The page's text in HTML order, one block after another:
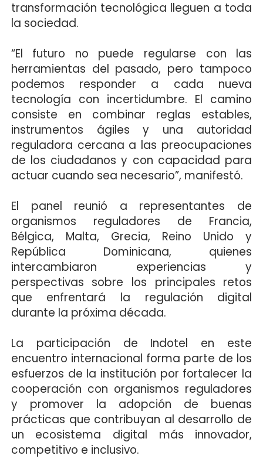
transformación tecnológica lleguen a toda
la sociedad.
“El futuro no puede regularse con las
herramientas del pasado, pero tampoco
podemos responder a cada nueva
tecnología con incertidumbre. El camino
consiste en combinar reglas estables,
instrumentos ágiles y una autoridad
reguladora cercana a las preocupaciones
de los ciudadanos y con capacidad para
actuar cuando sea necesario”, manifestó.
El panel reunió a representantes de
organismos reguladores de Francia,
Bélgica, Malta, Grecia, Reino Unido y
República Dominicana, quienes
intercambiaron experiencias y
perspectivas sobre los principales retos
que enfrentará la regulación digital
durante la próxima década.
La participación de Indotel en este
encuentro internacional forma parte de los
esfuerzos de la institución por fortalecer la
cooperación con organismos reguladores
y promover la adopción de buenas
prácticas que contribuyan al desarrollo de
un ecosistema digital más innovador,
competitivo e inclusivo.